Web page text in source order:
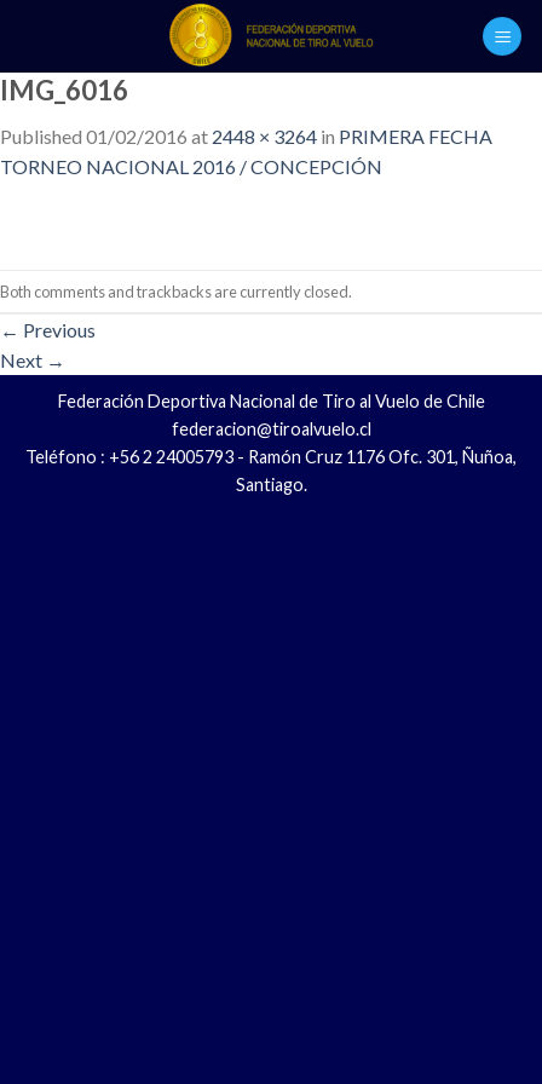
content
IMG_6016
Published 01/02/2016 at 2448 × 3264 in PRIMERA FECHA
TORNEO NACIONAL 2016 / CONCEPCIÓN
Both comments and trackbacks are currently closed.
← Previous
Next →
Federación Deportiva Nacional de Tiro al Vuelo de Chile
federacion@tiroalvuelo.cl
Teléfono : +56 2 24005793 - Ramón Cruz 1176 Ofc. 301, Ñuñoa,
Santiago.